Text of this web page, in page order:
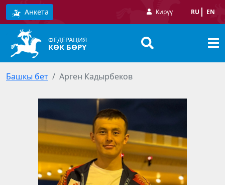
Анкета Кирүү RU EN
ФЕДЕРАЦИЯ
КӨК БӨРҮ
Башкы бет Арген Кадырбеков